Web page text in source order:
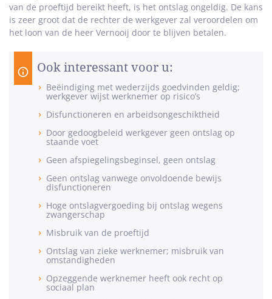
van de proeftijd bereikt heeft, is het ontslag ongeldig. De kans
is zeer groot dat de rechter de werkgever zal veroordelen om
het loon van de heer Vernooij door te blijven betalen.
Ook interessant voor u:
Beëindiging met wederzijds goedvinden geldig;
werkgever wijst werknemer op risico’s
Disfunctioneren en arbeidsongeschiktheid
Door gedoogbeleid werkgever geen ontslag op
staande voet
Geen afspiegelingsbeginsel, geen ontslag
Geen ontslag vanwege onvoldoende bewijs
disfunctioneren
Hoge ontslagvergoeding bij ontslag wegens
zwangerschap
Misbruik van de proeftijd
Ontslag van zieke werknemer; misbruik van
omstandigheden
Opzeggende werknemer heeft ook recht op
sociaal plan